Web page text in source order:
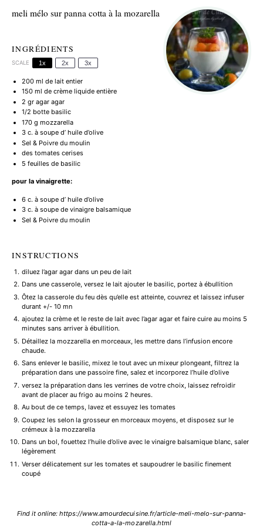
meli mélo sur panna cotta à la mozarella
INGRÉDIENTS
SCALE 1x 2x 3x
200ml de lait entier
150ml de crème liquide entière
2 gr agar agar
1/2 botte basilic
170 g mozzarella
3c. à soupe d’ huile d’olive
Sel & Poivre du moulin
des tomates cerises
5 feuilles de basilic
pour la vinaigrette:
6c. à soupe d’ huile d’olive
3c. à soupe de vinaigre balsamique
Sel & Poivre du moulin
INSTRUCTIONS
diluez l’agar agar dans un peu de lait
Dans une casserole, versez le lait ajouter le basilic, portez à ébullition
Ôtez la casserole du feu dès qu’elle est atteinte, couvrez et laissez infuser
durant +/- 10 mn
ajoutez la crème et le reste de lait avec l’agar agar et faire cuire au moins 5
minutes sans arriver à ébullition.
Détaillez la mozzarella en morceaux, les mettre dans l’infusion encore
chaude.
Sans enlever le basilic, mixez le tout avec un mixeur plongeant, filtrez la
préparation dans une passoire fine, salez et incorporez l’huile d’olive
versez la préparation dans les verrines de votre choix, laissez refroidir
avant de placer au frigo au moins 2 heures.
Au bout de ce temps, lavez et essuyez les tomates
Coupez les selon la grosseur en morceaux moyens, et disposez sur le
crémeux à la mozzarella
Dans un bol, fouettez l’huile d’olive avec le vinaigre balsamique blanc, saler
légèrement
Verser délicatement sur les tomates et saupoudrer le basilic finement
coupé
Find it online:https://www.amourdecuisine.fr/article-meli-melo-sur-panna-
cotta-a-la-mozarella.html